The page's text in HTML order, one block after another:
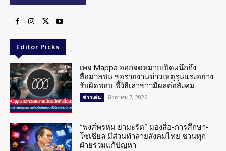
Editor Picks
เพจ Mappa ออกจดหมายเปิดผนึกถึง
สื่อมวลชน ขอรายงานข่าวเหตุรุนแรงอย่าง
รับผิดชอบ ชี้วิธีเล่าข่าวมีผลต่อสังคม
ข่าวเด่น สิงหาคม 7, 2026
“พงศ์พรหม ยามะรัต” มองสื่อ-การศึกษา-
โซเชียล มีส่วนทำลายสังคมไทย ชวนทุก
ฝ่ายร่วมแก้ปัญหา